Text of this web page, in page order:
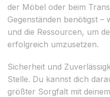
der Möbel oder beim
Gegenständen benötigst
und die Ressourcen, um
erfolgreich umzusetzen.
Sicherheit und
Stelle. Du kannst dich
größter Sorgfalt mit